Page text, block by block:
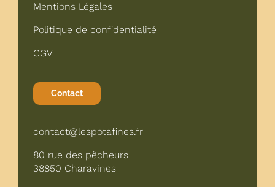
Mentions Légales
Politique de confidentialité
CGV
Contact
contact@lespotafines.fr
80 rue des pêcheurs
38850 Charavines